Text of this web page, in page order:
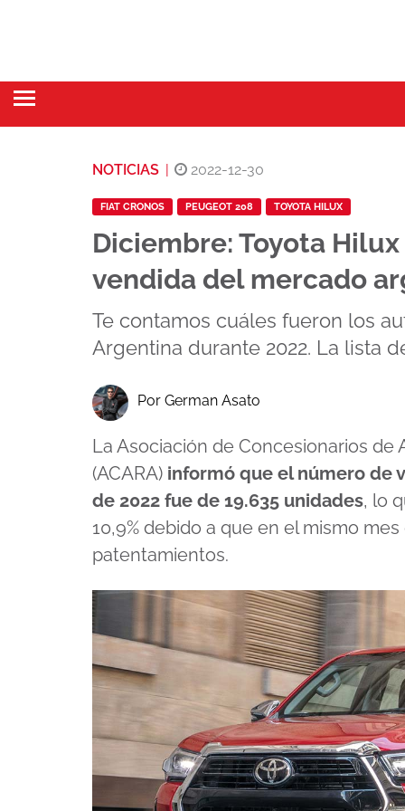
NOTICIAS 2022-12-30
FIAT CRONOS PEUGEOT 208 TOYOTA HILUX
Diciembre: Toyota
vendida del mercado
Te contamos cuáles fueron los
Argentina durante 2022. La lista
Por German Asato
La Asociación de Concesionarios
(ACARA) informó que el número de
de 2022 fue de 19.635 unidades, lo
10,9% debido a que en el mismo
patentamientos.